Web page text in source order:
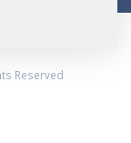
Reserved